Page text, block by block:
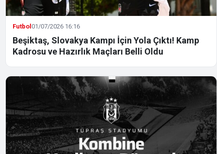
Futbol01/07/2026 16:16
Beşiktaş, Slovakya Kampı İçin Yola Çıktı! Kamp
Kadrosu ve Hazırlık Maçları Belli Oldu